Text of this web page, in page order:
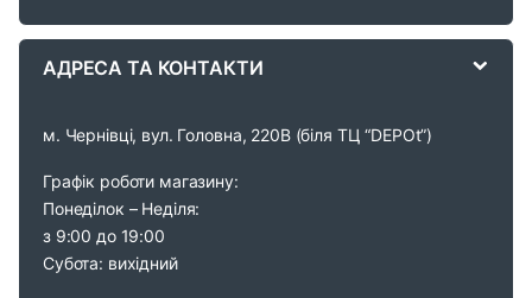
АДРЕСА ТА КОНТАКТИ
м. Чернівці, вул. Головна, 220В (біля ТЦ “DEPOt”)
Графік роботи магазину:
Понеділок – Неділя:
з 9:00 до 19:00
Субота: вихідний